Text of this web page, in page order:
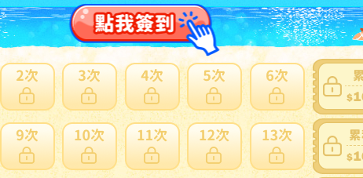
【中古】 パナソニック 5V型 液晶 テレビ プライベート ビエラ SV-
W 2009年モデル
賣家： trmt-1
【中古】パナソニック 4V型 液晶 パナソニック(Panasonic) テレビ プ
ベート・ビエラ SV-MC55-W
賣家： omatsuri-life2